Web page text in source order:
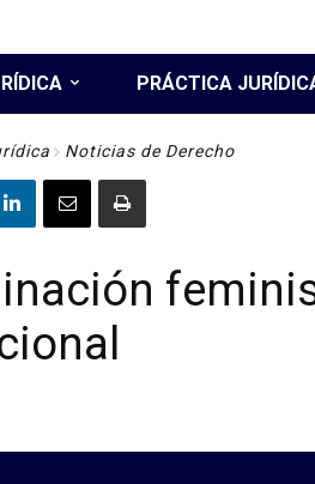
PRÁCTICA
Noticias de Derecho